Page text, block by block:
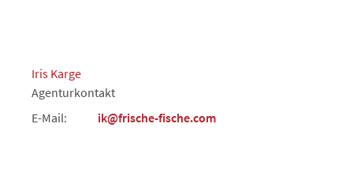
Iris Karge
Agenturkontakt
E-Mail:
ik@frische-fische.com